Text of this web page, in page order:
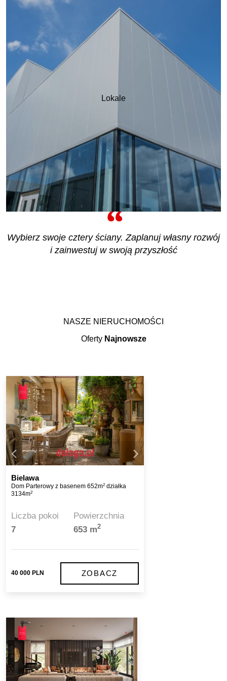
Lokale
Wybierz swoje cztery ściany. Zaplanuj własny rozwój
i zainwestuj w swoją przyszłość
NASZE NIERUCHOMOŚCI
Oferty Najnowsze
Bielawa
Dom Parterowy z basenem 652m2 działka
3134m2
Liczba pokoi
7
Powierzchnia
653 m2
40 000 PLN ZOBACZ